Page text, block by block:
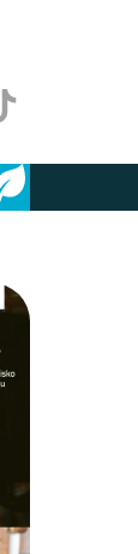
TikTok
Ilgtspēja